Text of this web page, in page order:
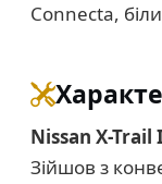
Connecta,
Nissan X-Trail
Зійшов з